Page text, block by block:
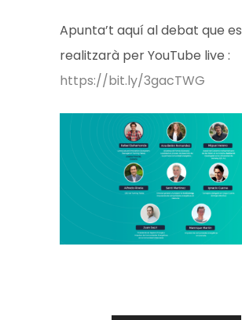
Apunta’t aquí al debat que es
realitzarà per YouTube live :
https://bit.ly/3gacTWG